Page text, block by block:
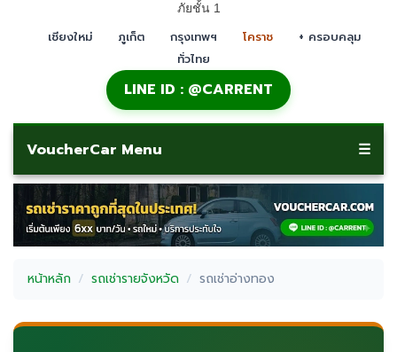
ภัยชั้น 1
เชียงใหม่ ภูเก็ต กรุงเทพฯ โคราช
+ ครอบคลุม
ทั่วไทย
LINE ID : @CARRENT
VoucherCar Menu ☰
หน้าหลัก รถเช่ารายจังหวัด รถเช่าอ่างทอง